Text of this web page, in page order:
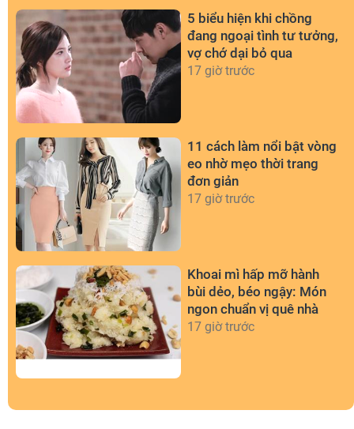
5 biểu hiện khi chồng
đang ngoại tình tư tưởng,
vợ chớ dại bỏ qua
17 giờ trước
11 cách làm nổi bật vòng
eo nhờ mẹo thời trang
đơn giản
17 giờ trước
Khoai mì hấp mỡ hành
bùi dẻo, béo ngậy: Món
ngon chuẩn vị quê nhà
17 giờ trước